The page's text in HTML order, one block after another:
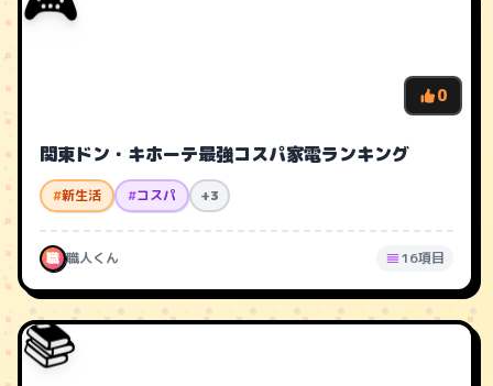
0
関東ドン・キホーテ最強コスパ家電ランキング
#新生活 #コスパ +3
職 職人くん 16項目
📚